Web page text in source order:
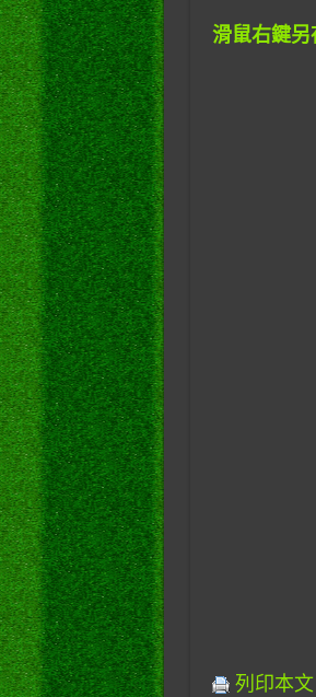
滑鼠右鍵另
列印本文